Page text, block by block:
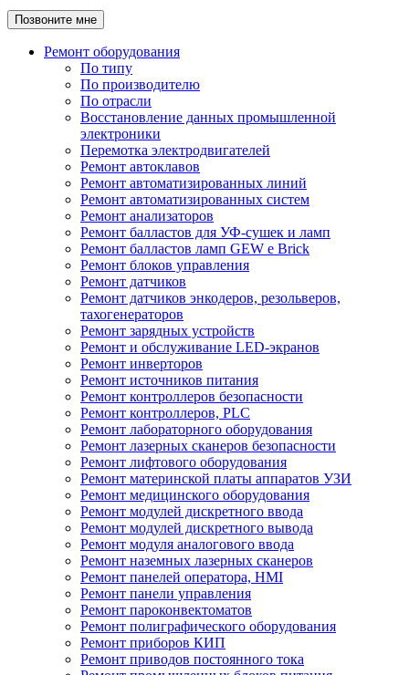
Позвоните мне
Ремонт оборудования
По типу
По производителю
По отрасли
Восстановление данных промышленной
электроники
Перемотка электродвигателей
Ремонт автоклавов
Ремонт автоматизированных линий
Ремонт автоматизированных систем
Ремонт анализаторов
Ремонт балластов для УФ-сушек и ламп
Ремонт балластов ламп GEW e Brick
Ремонт блоков управления
Ремонт датчиков
Ремонт датчиков энкодеров, резольверов,
тахогенераторов
Ремонт зарядных устройств
Ремонт и обслуживание LED-экранов
Ремонт инверторов
Ремонт источников питания
Ремонт контроллеров безопасности
Ремонт контроллеров, PLC
Ремонт лабораторного оборудования
Ремонт лазерных сканеров безопасности
Ремонт лифтового оборудования
Ремонт материнской платы аппаратов УЗИ
Ремонт медицинского оборудования
Ремонт модулей дискретного ввода
Ремонт модулей дискретного вывода
Ремонт модуля аналогового ввода
Ремонт наземных лазерных сканеров
Ремонт панелей оператора, HMI
Ремонт панели управления
Ремонт пароконвектоматов
Ремонт полиграфического оборудования
Ремонт приборов КИП
Ремонт приводов постоянного тока